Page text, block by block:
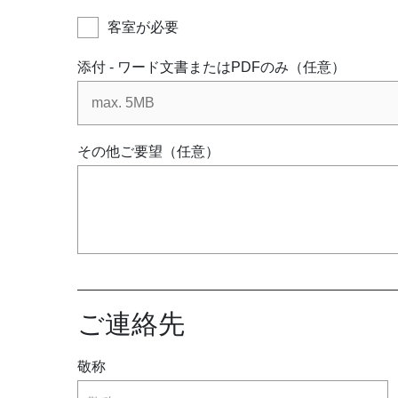
客室が必要
添付 - ワード文書またはPDFのみ（任意）
その他ご要望（任意）
ご連絡先
敬称